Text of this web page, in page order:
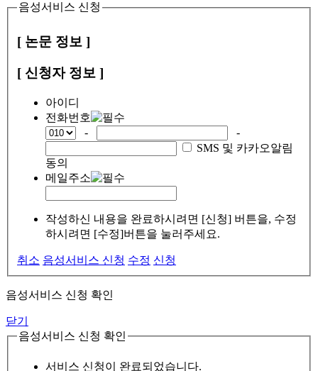
음성서비스 신청
[ 논문 정보 ]
[ 신청자 정보 ]
아이디
전화번호
-
-
SMS 및 카카오알림
동의
메일주소
작성하신 내용을 완료하시려면 [신청] 버튼을, 수정
하시려면 [수정]버튼을 눌러주세요.
취소 음성서비스 신청 수정 신청
음성서비스 신청 확인
닫기
음성서비스 신청 확인
서비스 신청이 완료되었습니다.